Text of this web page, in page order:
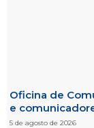
Oficina de
e
5 de agosto de 2026